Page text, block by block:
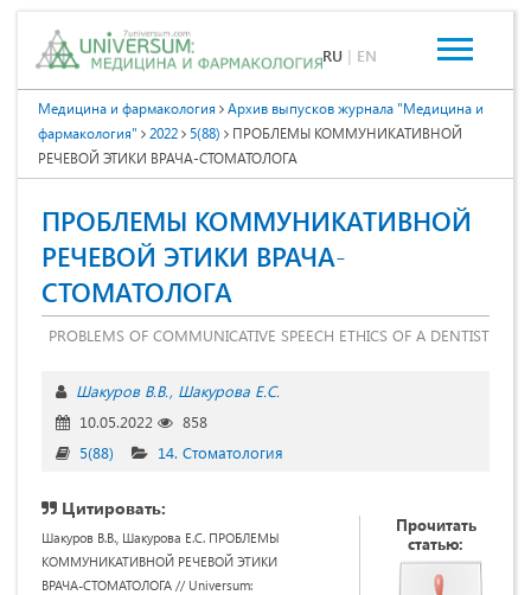
RU | EN
Медицина и фармакология
Архив выпусков журнала "Медицина и
фармакология"
2022 5(88)
ПРОБЛЕМЫ КОММУНИКАТИВНОЙ
РЕЧЕВОЙ ЭТИКИ ВРАЧА-СТОМАТОЛОГА
ПРОБЛЕМЫ КОММУНИКАТИВНОЙ
РЕЧЕВОЙ ЭТИКИ ВРАЧА-
СТОМАТОЛОГА
PROBLEMS OF COMMUNICATIVE SPEECH ETHICS OF A DENTIST
Шакуров В.В. Шакурова Е.С.
10.05.2022
858
5(88)
14. Стоматология
Цитировать:
Шакуров В.В., Шакурова Е.С. ПРОБЛЕМЫ
КОММУНИКАТИВНОЙ РЕЧЕВОЙ ЭТИКИ
ВРАЧА-СТОМАТОЛОГА // Universum:
Прочитать
статью: